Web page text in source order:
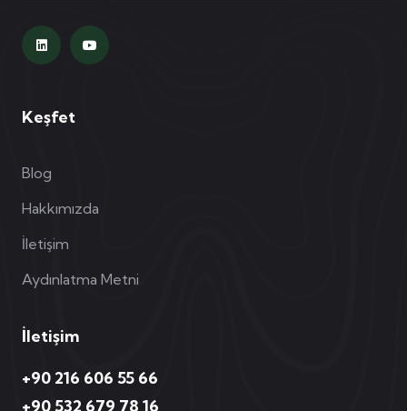
Keşfet
Blog
Hakkımızda
İletişim
Aydınlatma Metni
İletişim
+90 216 606 55 66
+90 532 679 78 16